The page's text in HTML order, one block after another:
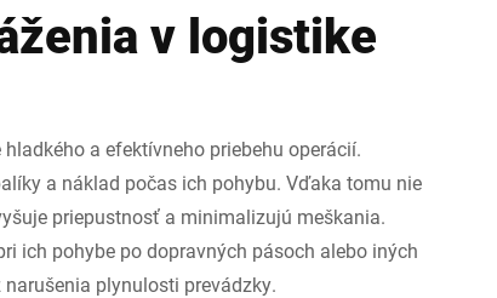
v logistike
a efektívneho priebehu operácií.
a náklad počas ich pohybu. Vďaka tomu nie
priepustnosť a minimalizujú meškania.
ich pohybe po dopravných pásoch alebo iných
plynulosti prevádzky.